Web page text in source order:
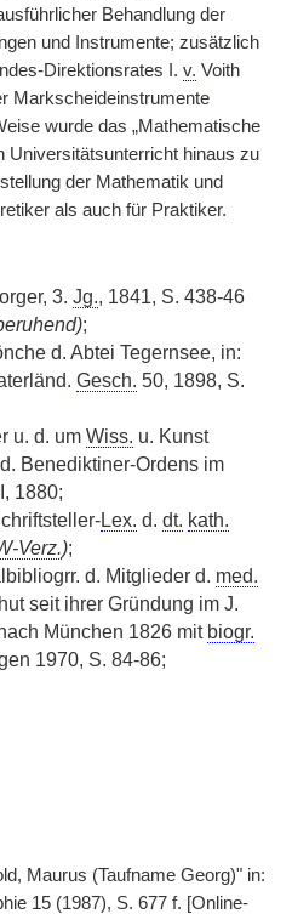
Behandlung der
und Instrumente; zusätzlich
Direktionsrates I. v. Voith
Markscheideinstrumente
wurde das „Mathematische
Universitätsunterricht hinaus zu
der Mathematik und
als auch für Praktiker.
3. Jg., 1841, S. 438-46
;
d. Abtei Tegernsee, in:
Gesch. 50, 1898, S.
u. d. um Wiss. u. Kunst
Benediktiner-Ordens im
1880;
Lex. d. dt. kath.
Verz.);
d. Mitglieder d. med.
seit ihrer Gründung im J.
München 1826 mit biogr.
1970, S. 84-86;
Maurus (Taufname Georg)" in:
15 (1987), S. 677 f. [Online-